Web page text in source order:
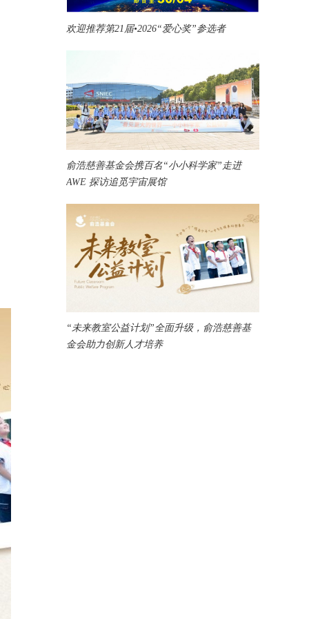
欢迎推荐第21届•2026“爱心奖”参选者
俞浩慈善基金会携百名“小小科学家”走进
AWE 探访追觅宇宙展馆
“未来教室公益计划”全面升级，俞浩慈善基
金会助力创新人才培养